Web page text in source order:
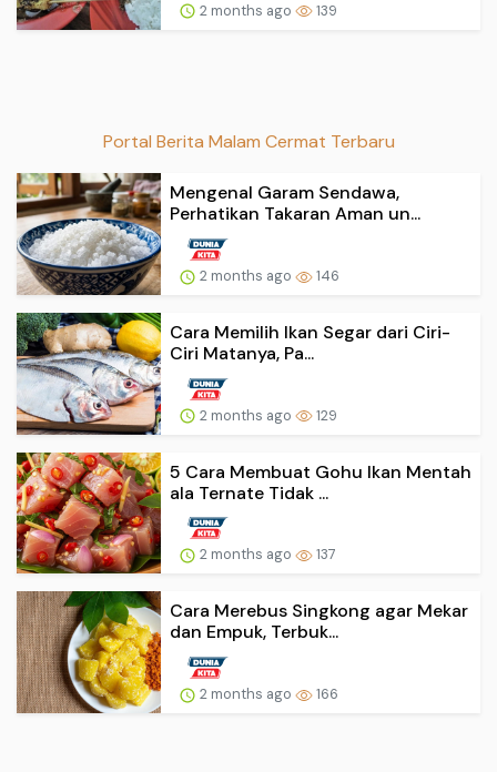
2 months ago 139
Portal Berita Malam Cermat Terbaru
Mengenal Garam Sendawa,
Perhatikan Takaran Aman un...
2 months ago 146
Cara Memilih Ikan Segar dari Ciri-
Ciri Matanya, Pa...
2 months ago 129
5 Cara Membuat Gohu Ikan Mentah
ala Ternate Tidak ...
2 months ago 137
Cara Merebus Singkong agar Mekar
dan Empuk, Terbuk...
2 months ago 166